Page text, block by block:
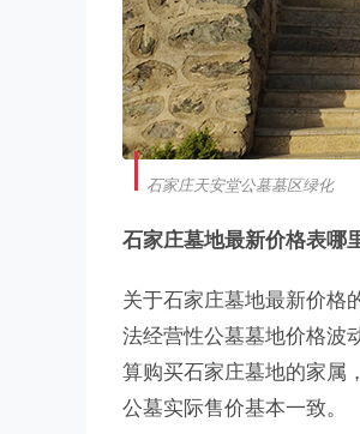
石家庄天安堂公墓墓区绿化
石家庄墓地最新价格表哪
关于石家庄墓地最新价格
法经营性公墓墓地价格波
算购买石家庄墓地的家属
公墓实际售价基本一致。